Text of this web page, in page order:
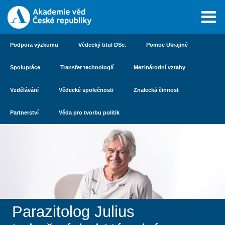
Podpora výzkumu Vědecký titul DSc. Pomoc Ukrajině
Spolupráce Transfer technologií Mezinárodní vztahy
Vzdělávání Vědecké společnosti Znalecká činnost
Partnerství Věda pro tvorbu politik
Parazitolog Julius